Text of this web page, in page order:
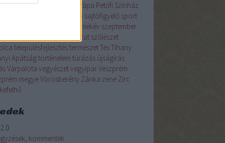
Pannon Egyetem Pápa Petőfi Színház
Révfülöp sajtófigyelő sport
Szent István emlékév szeptember
szobrászat szőlészet
településfejlesztéstermészetTésTihany
Apátságtörténelem túrázás újságírás
Várpalota vegyészetvegyiparVeszprém
megyeVörösberény Zánka zene Zirc
, kommentek